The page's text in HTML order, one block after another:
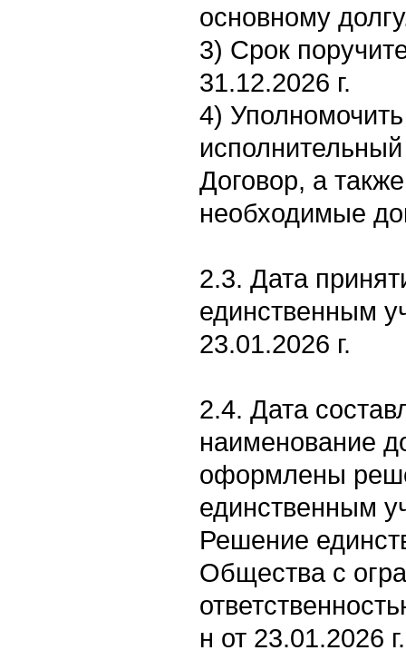
основному
3) Срок
31.12.2026 г.
4)
Договор, а
необходимые
2.3. Дата
единственным
23.01.2026 г.
2.4. Дата
наименование
оформлены
единственным
Решение
Общества с
н от 23.01.2026 г.